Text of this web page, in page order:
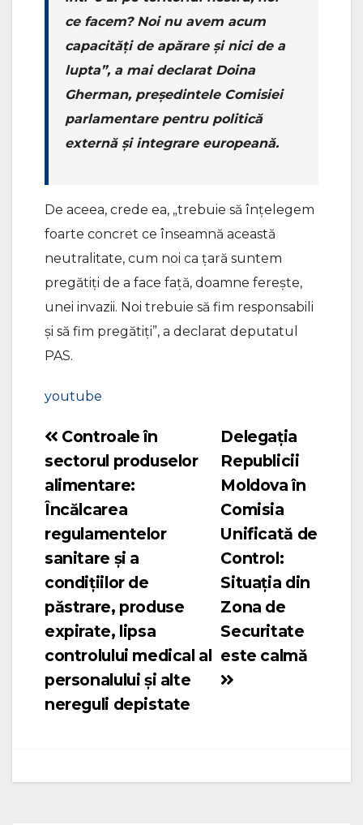
ce facem? Noi nu avem acum
capacități de apărare și nici de a
lupta”, a mai declarat Doina
Gherman, președintele Comisiei
parlamentare pentru politică
externă și integrare europeană.
De aceea, crede ea, „trebuie să înțelegem
foarte concret ce înseamnă această
neutralitate, cum noi ca țară suntem
pregătiți de a face față, doamne ferește,
unei invazii. Noi trebuie să fim responsabili
și să fim pregătiți”, a declarat deputatul
PAS.
youtube
Navigare
în
articole
Delegația
Republicii
Moldova în
Comisia
Unificată de
Control:
Situația din
Zona de
Securitate
este calmă
Controale în
sectorul produselor
alimentare:
Încălcarea
regulamentelor
sanitare și a
condițiilor de
păstrare, produse
expirate, lipsa
controlului medical al
personalului și alte
nereguli depistate